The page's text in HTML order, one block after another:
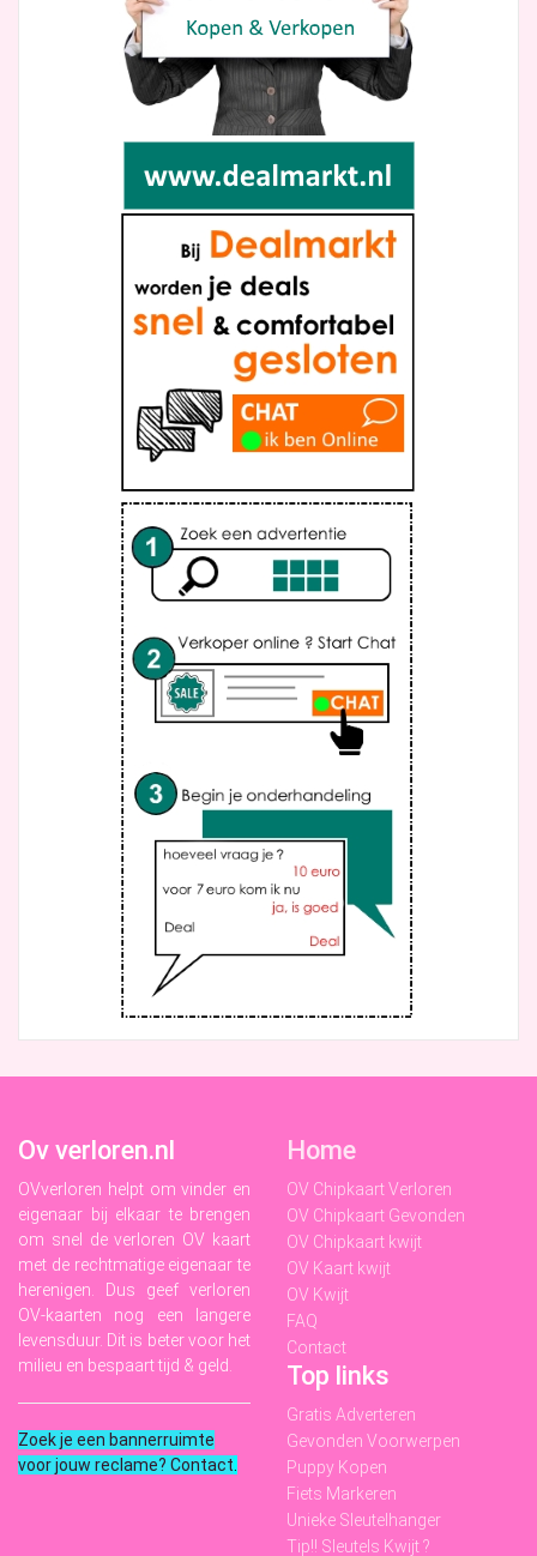
Ov verloren.nl
OVverloren helpt om vinder en
eigenaar bij elkaar te brengen
om snel de verloren OV kaart
met de rechtmatige eigenaar te
herenigen. Dus geef verloren
OV-kaarten nog een langere
levensduur. Dit is beter voor het
milieu en bespaart tijd & geld.
Zoek je een bannerruimte
voor jouw reclame? Contact
Home
OV Chipkaart Verloren
OV Chipkaart Gevonden
OV Chipkaart kwijt
OV Kaart kwijt
OV Kwijt
FAQ
Contact
Top links
Gratis Adverteren
Gevonden Voorwerpen
Puppy Kopen
Fiets Markeren
Unieke Sleutelhanger
Tip!! Sleutels Kwijt ?